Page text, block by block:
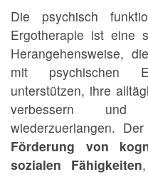
Die psychisch
Ergotherapie ist eine
Herangehensweise,
mit psychischen
unterstützen, ihre
verbessern und
wiederzuerlangen.
Förderung von
sozialen Fähigkeiten